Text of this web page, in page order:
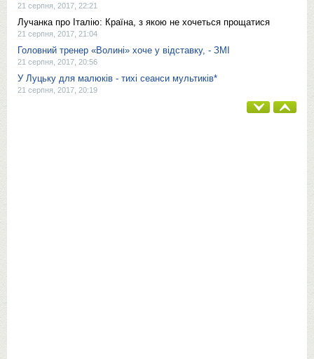
21 серпня, 2017, 22:21
Лучанка про Італію: Країна, з якою не хочеться прощатися
21 серпня, 2017, 21:04
Головний тренер «Волині» хоче у відставку, - ЗМІ
21 серпня, 2017, 20:56
У Луцьку для малюків - тихі сеанси мультиків*
21 серпня, 2017, 20:19